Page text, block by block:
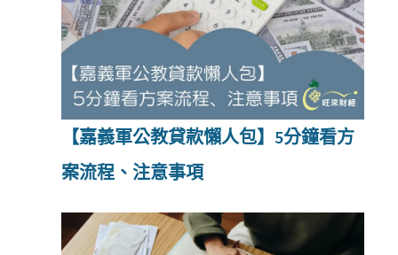
【嘉義軍公教貸款懶人包】5分鐘看方
案流程、注意事項